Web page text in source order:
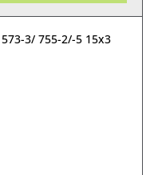
3/ 755-2/-5 15x3